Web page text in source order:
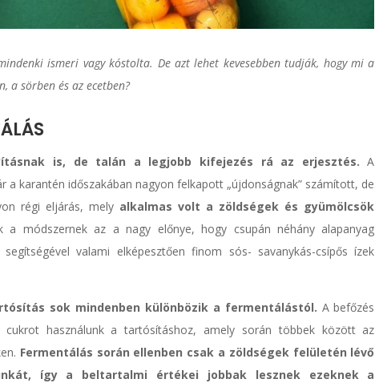
ismeri vagy kóstolta. De azt lehet kevesebben tudják, hogy mi a
a sörben és az ecetben?
is, de talán a legjobb kifejezés rá az erjesztés. A
karantén időszakában nagyon felkapott „újdonságnak” számított, de
régi eljárás, mely alkalmas volt a zöldségek és gyümölcsök
a módszernek az a nagy előnye, hogy csupán néhány alapanyag
valami elképesztően finom sós- savanykás-csípős ízek
sok mindenben különbözik a fermentálástól. A befőzés
használunk a tartósításhoz, amely során többek között az
Fermentálás során ellenben csak a zöldségek felületén lévő
így a beltartalmi értékei jobbak lesznek ezeknek a